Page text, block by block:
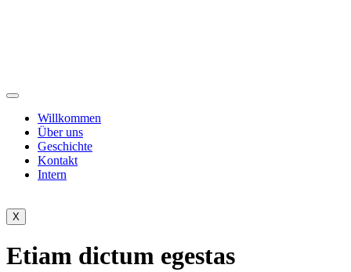
Willkommen
Über uns
Geschichte
Kontakt
Intern
X
Etiam dictum egestas